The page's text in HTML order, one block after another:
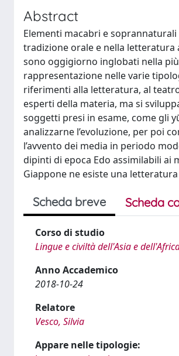
Abstract
Elementi macabri e
tradizione orale e nella letteratura
sono oggigiorno inglobati nella
rappresentazione nelle varie
riferimenti alla letteratura, al
esperti della materia, ma si
soggetti presi in esame, come gli
analizzarne l’evoluzione, per poi
l’avvento dei media in periodo
dipinti di epoca Edo assimilabili
Giappone ne esiste una
Scheda breve Scheda
Corso di studio
Lingue e civiltà dell'Asia e
Anno Accademico
2018-10-24
Relatore
Vesco, Silvia
Appare nelle tipologie: